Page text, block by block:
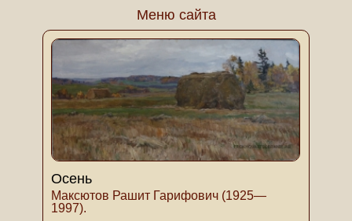
Меню сайта
Осень
Максютов Рашит Гарифович (1925—
1997).